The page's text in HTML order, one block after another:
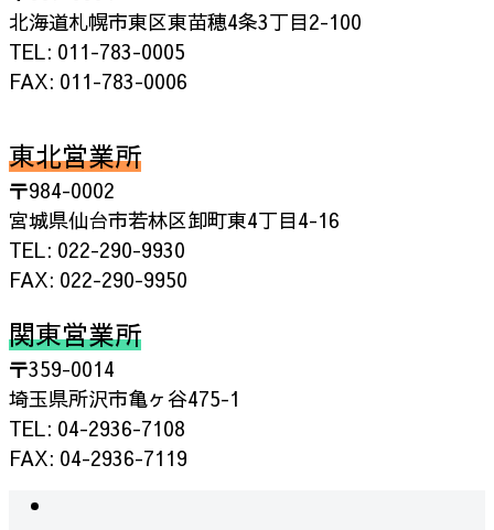
北海道札幌市東区東苗穂4条3丁目2-100
TEL: 011-783-0005
FAX: 011-783-0006
東北営業所
〒984-0002
宮城県仙台市若林区卸町東4丁目4-16
TEL: 022-290-9930
FAX: 022-290-9950
関東営業所
〒359-0014
埼玉県所沢市亀ヶ谷475-1
TEL: 04-2936-7108
FAX: 04-2936-7119